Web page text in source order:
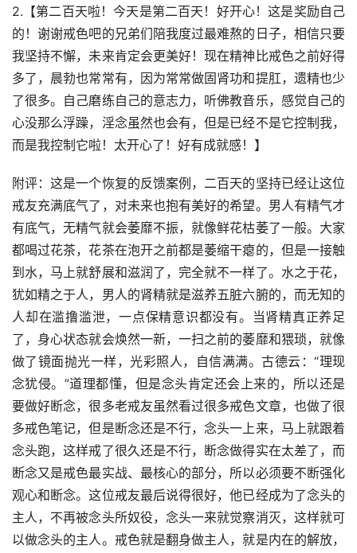
2.【第二百天啦！今天是第二百天！好开心！这是奖励自己
的！谢谢戒色吧的兄弟们陪我度过最难熬的日子，相信只要
我坚持不懈，未来肯定会更美好！现在精神比戒色之前好得
多了，晨勃也常常有，因为常常做固肾功和提肛，遗精也少
了很多。自己磨练自己的意志力，听佛教音乐，感觉自己的
心没那么浮躁，淫念虽然也会有，但是已经不是它控制我，
而是我控制它啦！太开心了！好有成就感！】
附评：这是一个恢复的反馈案例，二百天的坚持已经让这位
戒友充满底气了，对未来也抱有美好的希望。男人有精气才
有底气，无精气就会萎靡不振，就像鲜花枯萎了一般。大家
都喝过花茶，花茶在泡开之前都是萎缩干瘪的，但是一接触
到水，马上就舒展和滋润了，完全就不一样了。水之于花，
犹如精之于人，男人的肾精就是滋养五脏六腑的，而无知的
人却在滥撸滥泄，一点保精意识都没有。当肾精真正养足
了，身心状态就会焕然一新，一扫之前的萎靡和猥琐，就像
做了镜面抛光一样，光彩照人，自信满满。古德云：“理现
念犹侵。”道理都懂，但是念头肯定还会上来的，所以还是
要做好断念，很多老戒友虽然看过很多戒色文章，也做了很
多戒色笔记，但是断念还是不行，念头一上来，马上就跟着
念头跑，这样戒了很久还是不行，断念做得实在太差了，而
断念又是戒色最实战、最核心的部分，所以必须要不断强化
观心和断念。这位戒友最后说得很好，他已经成为了念头的
主人，不再被念头所奴役，念头一来就觉察消灭，这样就可
以做念头的主人。戒色就是翻身做主人，就是内在的解放，